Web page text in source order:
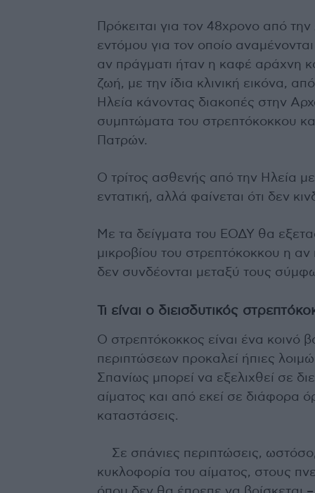
Πρόκειται για τον 48χρονο από
εντόμου για τον οποίο
αν πράγματι ήταν η καφέ αράχνη
ζωή, με την ίδια κλινική εικόνα,
Ηλεία κάνοντας διακοπές στην
συμπτώματα του στρεπτόκοκκου
Πατρών.
Ο τρίτος ασθενής από την Ηλεία
εντατική, αλλά φαίνεται ότι δεν
Με τα δείγματα του ΕΟΔΥ θα
μικροβίου του στρεπτόκοκκου η αν
δεν συνδέονται μεταξύ τους
Τι είναι ο διεισδυτικός
Ο στρεπτόκοκκος είναι ένα κοινό
περιπτώσεων προκαλεί ήπιες
Σπανίως μπορεί να εξελιχθεί σε
αίματος και από εκεί σε διάφορα
καταστάσεις.
Σε σπάνιες περιπτώσεις,
κυκλοφορία του αίματος, στους